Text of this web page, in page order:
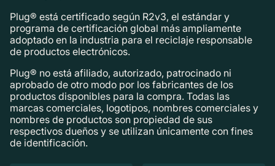
Plug® está certificado según R2v3, el estándar y
programa de certificación global más ampliamente
adoptado en la industria para el reciclaje responsable
de productos electrónicos.
Plug® no está afiliado, autorizado, patrocinado ni
aprobado de otro modo por los fabricantes de los
productos disponibles para la compra. Todas las
marcas comerciales, logotipos, nombres comerciales y
nombres de productos son propiedad de sus
respectivos dueños y se utilizan únicamente con fines
de identificación.